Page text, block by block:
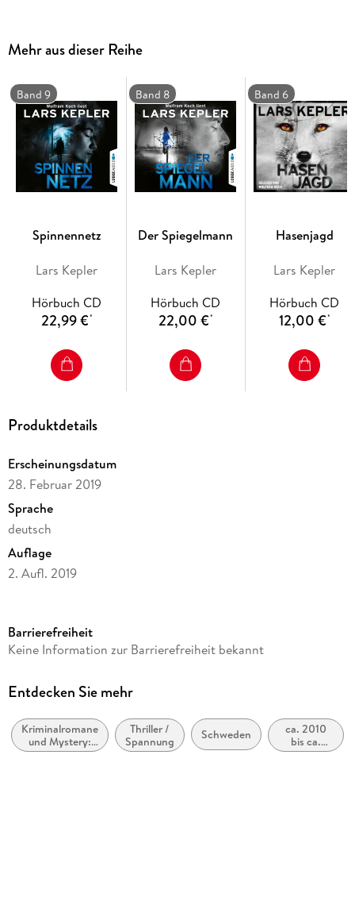
Mehr aus dieser Reihe
Band 9
Spinnennetz
Lars Kepler
Hörbuch CD
22,99 €*
Band 8
Der Spiegelmann
Lars Kepler
Hörbuch CD
22,00 €*
Band 6
Hasenjagd
Lars Kepler
Hörbuch CD
12,00 €*
Produktdetails
Erscheinungsdatum
28. Februar 2019
Sprache
deutsch
Auflage
2. Aufl. 2019
Laufzeit
Reihe
Autor/Autorin
Lars Kepler
Barrierefreiheit
Keine Information zur Barrierefreiheit bekannt
Entdecken Sie mehr
Kriminalromane
und Mystery:
Polizeiarbeit &
Thriller /
Spannung
Schweden
ca. 2010
bis ca.
2019